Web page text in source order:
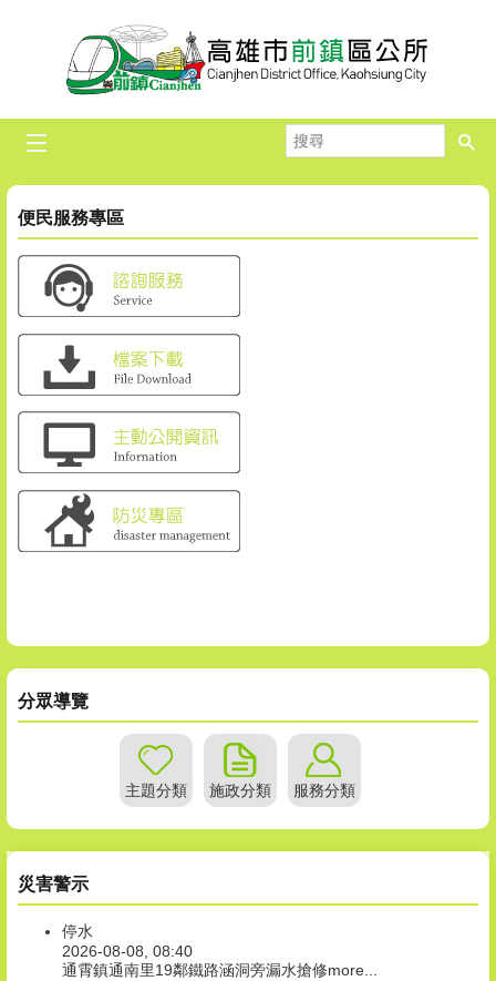
跳到主要內容區塊
便民服務專區
分眾導覽
主題分類 施政分類 服務分類
災害警示
停水
2026-08-08, 08:40
通霄鎮通南里19鄰鐵路涵洞旁漏水搶修more...